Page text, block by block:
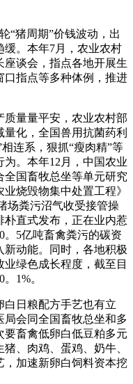
猪周期”价钱波动，出
缓。本年7月，农业农村
谈会，指点各地开展生
口指点等多种体例，推进
量量平安，农业农村部
化，全国兽用抗菌药利
连系，狠抓“瘦肉精”等
。本年12月，中国农业
国畜牧总坐等单元研究
烧毁物集中处置工程》
场粪污沼气收受接管操
朴直式发布，正在业内惹
。5亿吨畜禽粪污的碳资
新动能。同时，各地积极
绿色成长程度，截至目
1%。
日粮配方手艺也有立
局会同全国畜牧总坐和多
畜禽低卵白低豆粕多元
、肉鸡、蛋鸡、奶牛、
，加速新卵白饲料资本挖